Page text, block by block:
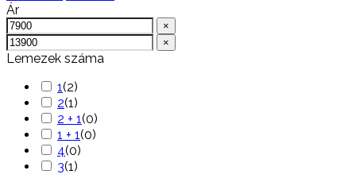
Ár
×
×
Lemezek száma
1(2)
2(1)
2 + 1(0)
1 + 1(0)
4(0)
3(1)